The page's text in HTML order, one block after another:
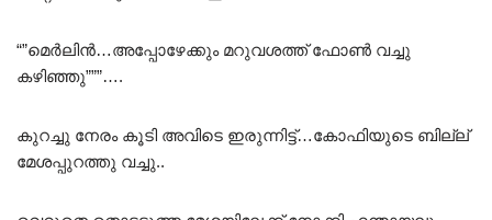
“”മെർലിൻ…അപ്പോഴേക്കും മറുവശത്ത്‌ ഫോൺ വച്ചു
കഴിഞ്ഞു”””….
കുറച്ചു നേരം കൂടി അവിടെ ഇരുന്നിട്ട്…കോഫിയുടെ ബില്ല്
മേശപ്പുറത്തു വച്ചു..